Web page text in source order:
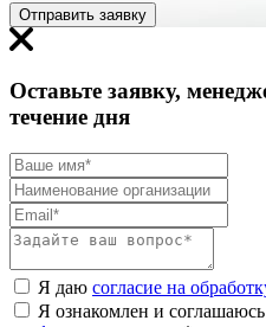
Отправить заявку
Оставьте заявку,
течение дня
Я даю согласие на
Я ознакомлен и